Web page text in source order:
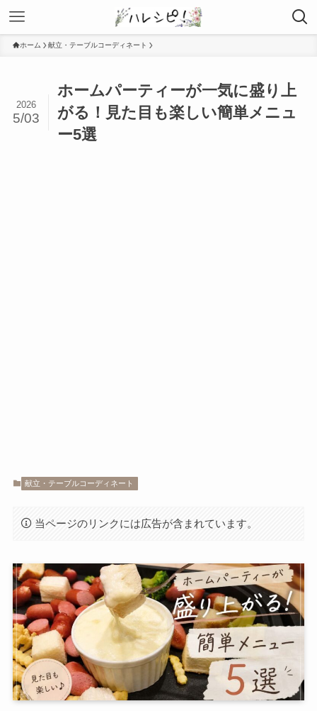
ホーム 献立・テーブルコーディネート
ホームパーティーが一気に盛り上
がる！見た目も楽しい簡単メニュ
ー5選
2026
5/03
献立・テーブルコーディネート
当ページのリンクには広告が含まれています。